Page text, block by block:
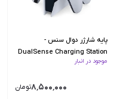
پایه شارژر دوال سنس -
DualSense Charging Station
موجود در انبار
۸٬۵۰۰٬۰۰۰تومان